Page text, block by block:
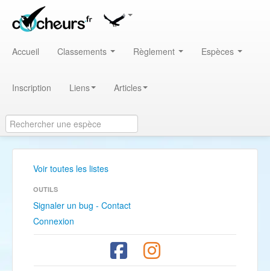
Accueil Classements Règlement Espèces
Inscription Liens Articles
Voir toutes les listes
OUTILS
Signaler un bug - Contact
Connexion